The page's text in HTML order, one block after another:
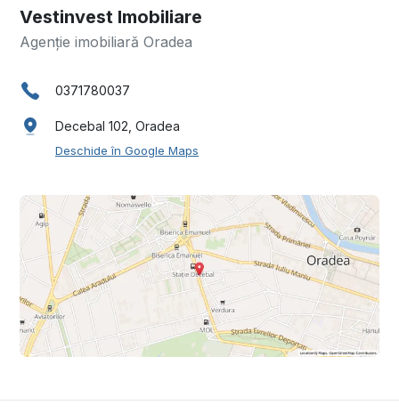
Vestinvest Imobiliare
Agenție imobiliară Oradea
0371780037
Decebal 102, Oradea
Deschide în Google Maps